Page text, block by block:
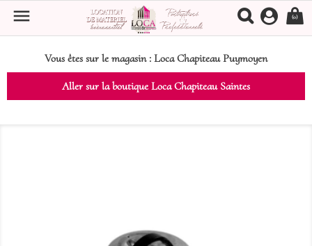
Vous êtes sur le magasin : Loca Chapiteau Puymoyen
Aller sur la boutique Loca Chapiteau Saintes
 (0)